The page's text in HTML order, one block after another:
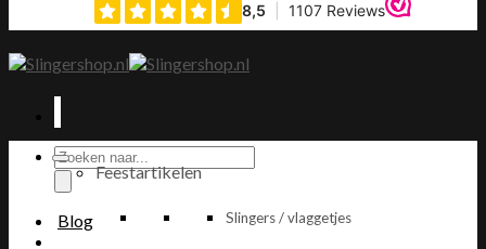
Producten
zoeken
Blog
Feestartikelen
Slingers / vlaggetjes